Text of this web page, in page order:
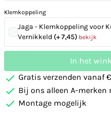
Klemkoppeling
Jaga - Klemkoppeling voor
Vernikkeld (+ 7,45) bekijk
In het
Gratis verzenden vanaf
Bij ons alleen A-merken
Montage mogelijk